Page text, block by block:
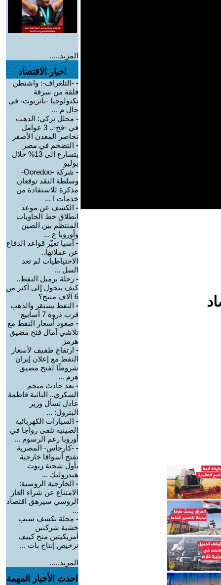
المزيد.....
اخبار الاقتصاد
- -التلغراف-: واشنطن
قلقة من سرقة
تكنولوجيا -باتريوت- في
حال م ...
- محلل تركي: الذهب
في -فخ-.. 3 عوامل
تحاصر المعدن الأصفر
- التضخم في مصر
يتسارع إلى 13% خلال
يوليو
-
شركة -Ooredoo-
وسلطة النقد توقعان
مذكرة للاستفادة من
خدمات ا ...
- الكشف عن موعد
انطلاق خط الحاويات
المنتظم بين الصين
وأوروبا ع ...
- آسيا تغيّر قواعد الدفاع
عن عملاتها..
الاحتياطيات لم تعد
السل ...
- رحلة برميل النفط..
كيف يتحول إلى أكثر من
6 آلاف منتج؟
- النفط يستقر والذهب
قرب ذروة 7 أسابيع
- صعود أسعار النفط مع
تلاشي آمال فتح مضيق
هرمز
- ارتفاع طفيف لأسعار
النفط مع إعلان إيران
شروطًا لفتح مضيق
هرم ...
- بعد حادث منجم
السكري.. النائبة فاطمة
عادل تسأل وزير
البترول: ...
- السيارات الكهربائية
الصينية تلقى رواجا في
أوروبا رغم الرسوم ...
- -كارجاس- المصرية
تفتح أسواقا خارجية
بأول شحنة زيوت
هيدروليك ...
- الخارجية الروسية:
الامتناع عن شراء الغاز
الروسي سيرهق اقتصاد
...
- مجلة تكشف سبب
خشية شركتين
أمريكيتين منح كييف
ترخيص إنتاج بات ...
المزيد.....
احدث الأخبار المهمة